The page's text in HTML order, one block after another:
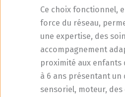
Ce choix fonctionnel,
force du réseau,
une expertise, des
accompagnement
proximité aux enfants
à 6 ans présentant un
sensoriel, moteur,